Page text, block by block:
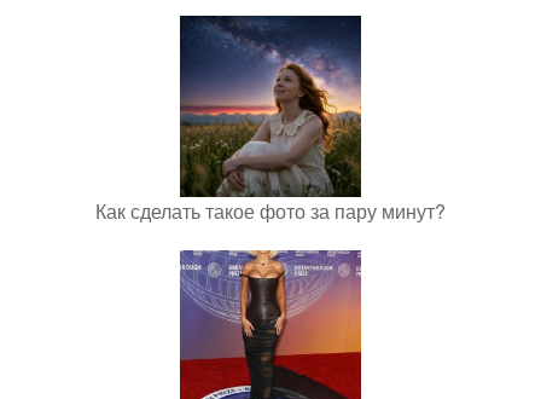
Как сделать такое фото за пару минут?